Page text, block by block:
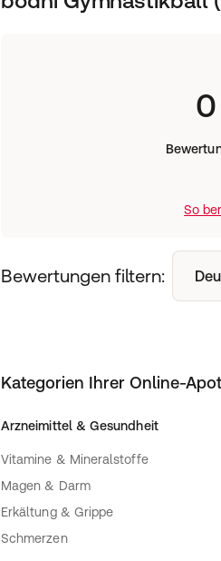
0
So
Bewertungen filtern:
Kategorien Ihrer Online-
Arzneimittel & Gesundheit
Vitamine & Mineralstoffe
Magen & Darm
Erkältung & Grippe
Schmerzen